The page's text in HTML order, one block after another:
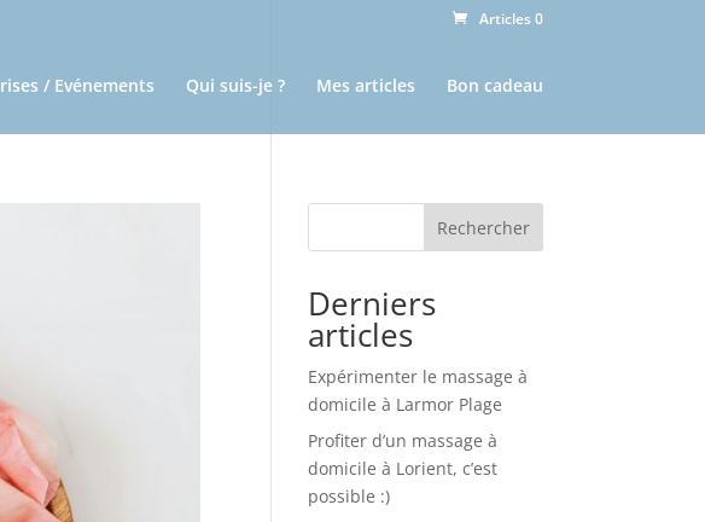
Articles 0
/ Evénements Qui suis-je ? Mes articles Bon cadeau
Rechercher
Derniers
articles
Expérimenter le massage à
domicile à Larmor Plage
Profiter d’un massage à
domicile à Lorient, c’est
possible :)